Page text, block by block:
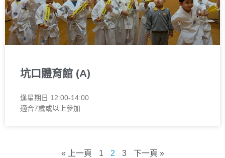
坑口體育館 (A)
逢星期日 12:00-14:00
適合7歲或以上參加
« 上一頁 1 2 3 下一頁 »